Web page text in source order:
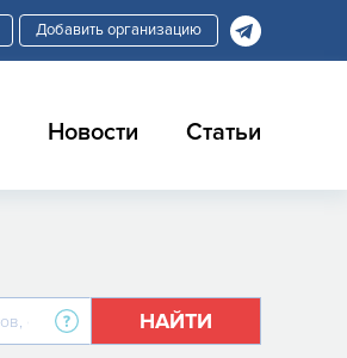
Добавить организацию
Новости Статьи
НАЙТИ